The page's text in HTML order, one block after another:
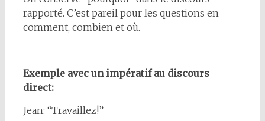
rapporté. C’est pareil pour les questions en
comment, combien et où.
Exemple avec un impératif au discours
direct:
Jean: “Travaillez!”